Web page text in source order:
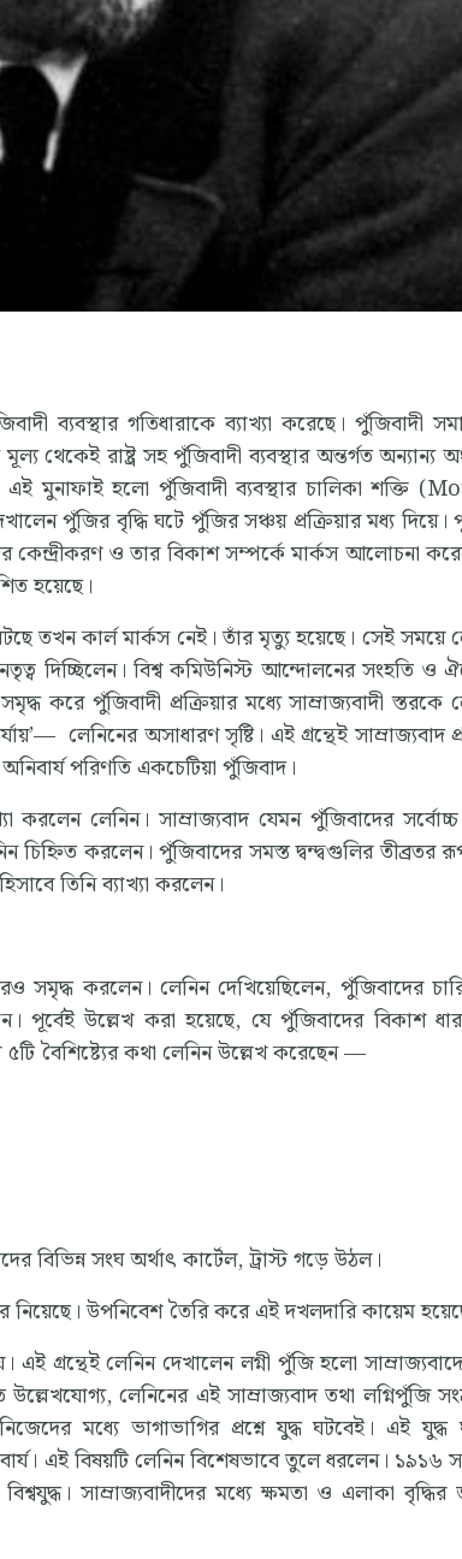
ব্যবস্থার গতিধারাকে ব্যাখ্যা করেছে। পুঁজিবাদী
থেকেই রাষ্ট্র সহ পুঁজিবাদী ব্যবস্থার অন্তর্গত অন্যান্য
মুনাফাই হলো পুঁজিবাদী ব্যবস্থার চালিকা শক্তি
পুঁজির বৃদ্ধি ঘটে পুঁজির সঞ্চয় প্রক্রিয়ার মধ্য দিয়ে।
কেন্দ্রীকরণ ও তার বিকাশ সম্পর্কে মার্কস আলোচনা
হয়েছে।
তখন কার্ল মার্কস নেই। তাঁর মৃত্যু হয়েছে। সেই সময়ে
দিচ্ছিলেন। বিশ্ব কমিউনিস্ট আন্দোলনের সংহতি ও
করে পুঁজিবাদী প্রক্রিয়ার মধ্যে সাম্রাজ্যবাদী স্তরকে
লেনিনের অসাধারণ সৃষ্টি। এই গ্রন্থেই সাম্রাজ্যবাদ
পরিণতি একচেটিয়া পুঁজিবাদ।
করলেন লেনিন। সাম্রাজ্যবাদ যেমন পুঁজিবাদের
চিহ্নিত করলেন। পুঁজিবাদের সমস্ত দ্বন্দ্বগুলির তীব্রতর
তিনি ব্যাখ্যা করলেন।
সমৃদ্ধ করলেন। লেনিন দেখিয়েছিলেন, পুঁজিবাদের
পূর্বেই উল্লেখ করা হয়েছে, যে পুঁজিবাদের বিকাশ
৫টি বৈশিষ্ট্যের কথা লেনিন উল্লেখ করেছেন —
বিভিন্ন সংঘ অর্থাৎ কার্টেল, ট্রাস্ট গড়ে উঠল।
উপনিবেশ তৈরি করে এই দখলদারি কায়েম
এই গ্রন্থেই লেনিন দেখালেন লগ্নী পুঁজি হলো
লেনিনের এই সাম্রাজ্যবাদ তথা লগ্নিপুঁজি
মধ্যে ভাগাভাগির প্রশ্নে যুদ্ধ ঘটবেই। এই যুদ্ধ
এই বিষয়টি লেনিন বিশেষভাবে তুলে ধরলেন। ১৯১৬
সাম্রাজ্যবাদীদের মধ্যে ক্ষমতা ও এলাকা বৃদ্ধির